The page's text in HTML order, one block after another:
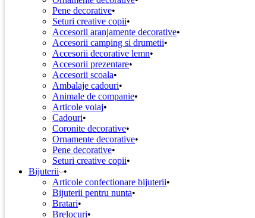
Pene decorative
Seturi creative copii
Accesorii aranjamente decorative
Accesorii camping si drumetii
Accesorii decorative lemn
Accesorii prezentare
Accesorii scoala
Ambalaje cadouri
Animale de companie
Articole voiaj
Cadouri
Coronite decorative
Ornamente decorative
Pene decorative
Seturi creative copii
Bijuterii
Articole confectionare bijuterii
Bijuterii pentru nunta
Bratari
Brelocuri